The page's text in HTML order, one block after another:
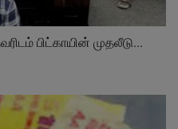
பிட்காயின் முதலீடு...